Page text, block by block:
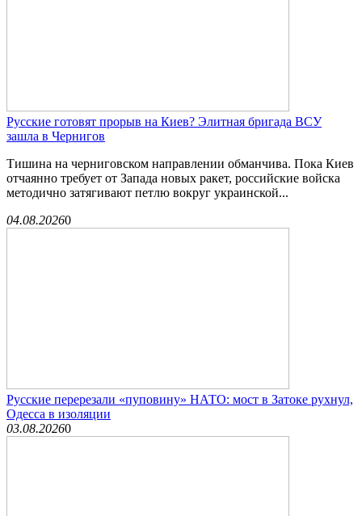
Русские готовят прорыв на Киев? Элитная бригада ВСУ
зашла в Чернигов
Тишина на черниговском направлении обманчива. Пока Киев
отчаянно требует от Запада новых ракет, российские войска
методично затягивают петлю вокруг украинской...
04.08.20260
Русские перерезали «пуповину» НАТО: мост в Затоке рухнул,
Одесса в изоляции
03.08.20260